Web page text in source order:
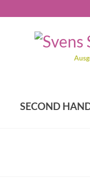
SECOND